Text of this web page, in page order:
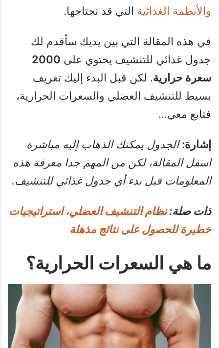
والأنظمة الغذائية التي قد تحتاجها.
في هذه المقالة التي بين يديك سأقدم لك
جدول غذائي للتنشيف يحتوي على 2000
سعرة حرارية. لكن قبل البدء إليك تعريف
بسيط للتنشيف العضلي والسعرات الحرارية،
فتابع معي…
إشارة: الجدول يمكنك الذهاب إليه مباشرة
اسفل المقالة، لكن من المهم جدا معرفة هذه
المعلومات قبل بدء أي جدول غذائي للتنشيف.
ذات صلة:نظام التنشيف العضلي، استراتيجيات
خطيرة للحصول على نتائج مذهلة
ما هي السعرات الحرارية؟